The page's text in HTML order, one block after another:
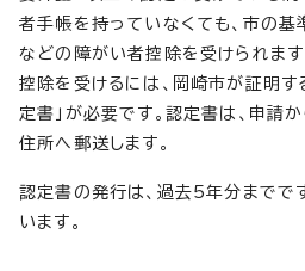
者手帳を持っていなくても、市の
などの障がい者控除を受けられます
控除を受けるには、岡崎市が証明す
定書」が必要です。認定書は、申請
住所へ郵送します。
認定書の発行は、過去5年分までで
います。